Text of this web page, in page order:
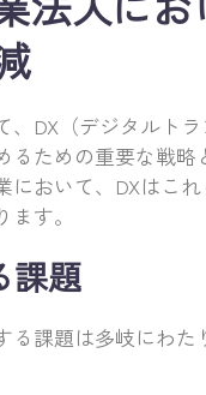
、DX（デジタルト
るための重要な戦
において、DXはこ
す。
課題
る課題は多岐にわ